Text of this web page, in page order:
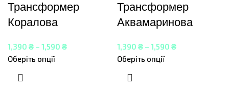
Трансформер
Коралова
1,390 ₴ – 1,590 ₴
Оберіть опції
Трансформер
Аквамаринова
1,390 ₴ – 1,590 ₴
Оберіть опції